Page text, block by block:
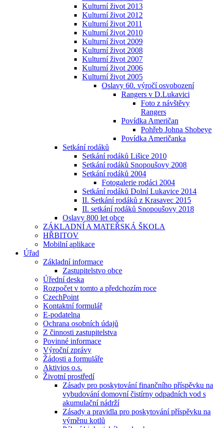
Kulturní život 2013
Kulturní život 2012
Kulturní život 2011
Kulturní život 2010
Kulturní život 2009
Kulturní život 2008
Kulturní život 2007
Kulturní život 2006
Kulturní život 2005
Oslavy 60. výročí osvobození
Rangers v D.Lukavici
Foto z návštěvy
Rangers
Povídka Američan
Pohřeb Johna Shobeye
Povídka Američanka
Setkání rodáků
Setkání rodáků Lišice 2010
Setkání rodáků Snopoušovy 2008
Setkání rodáků 2004
Fotogalerie rodáci 2004
Setkání rodáků Dolní Lukavice 2014
II. Setkání rodáků z Krasavec 2015
II. setkání rodáků Snopoušovy 2018
Oslavy 800 let obce
ZÁKLADNÍ A MATEŘSKÁ ŠKOLA
HŘBITOV
Mobilní aplikace
Úřad
Základní informace
Zastupitelstvo obce
Úřední deska
Rozpočet v tomto a předchozím roce
CzechPoint
Kontaktní formulář
E-podatelna
Ochrana osobních údajů
Z činnosti zastupitelstva
Povinné informace
Výroční zprávy
Žádosti a formuláře
Aktivios o.s.
Životní prostředí
Zásady pro poskytování finančního příspěvku na
vybudování domovní čistírny odpadních vod s
akumulační nádrží
Zásady a pravidla pro poskytování příspěvku na
výměnu kotlů